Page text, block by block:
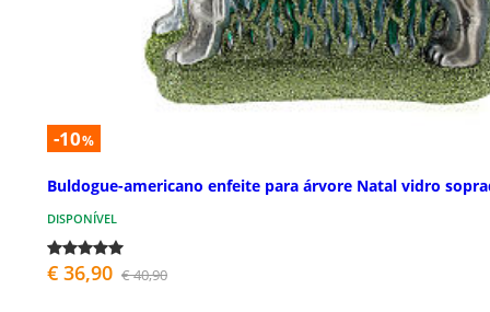
-10%
Buldogue-americano enfeite para árvore Natal vidro
DISPONÍVEL
€ 36,90 € 40,90